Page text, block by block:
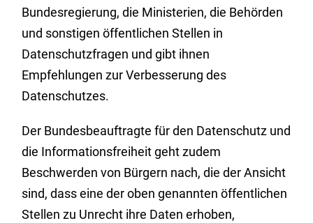
Bundesregierung, die Ministerien, die Behörden
und sonstigen öffentlichen Stellen in
Datenschutzfragen und gibt ihnen
Empfehlungen zur Verbesserung des
Datenschutzes.
Der Bundesbeauftragte für den Datenschutz und
die Informationsfreiheit geht zudem
Beschwerden von Bürgern nach, die der Ansicht
sind, dass eine der oben genannten öffentlichen
Stellen zu Unrecht ihre Daten erhoben,